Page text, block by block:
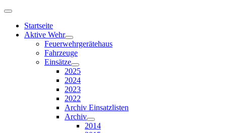
Startseite
Aktive Wehr
Feuerwehrgerätehaus
Fahrzeuge
Einsätze
2025
2024
2023
2022
Archiv Einsatzlisten
Archiv
2014